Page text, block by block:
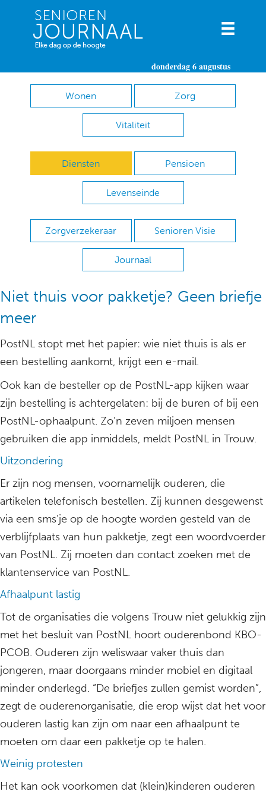
donderdag 6 augustus
Wonen Zorg
Vitaliteit
Diensten Pensioen
Levenseinde
Zorgverzekeraar Senioren Visie
Journaal
Niet thuis voor pakketje? Geen briefje
meer
PostNL stopt met het papier: wie niet thuis is als er
een bestelling aankomt, krijgt een e-mail.
Ook kan de besteller op de PostNL-app kijken waar
zijn bestelling is achtergelaten: bij de buren of bij een
PostNL-ophaalpunt. Zo’n zeven miljoen mensen
gebruiken die app inmiddels, meldt PostNL in Trouw.
Uitzondering
Er zijn nog mensen, voornamelijk ouderen, die
artikelen telefonisch bestellen. Zij kunnen desgewenst
via een sms’je op de hoogte worden gesteld van de
verblijfplaats van hun pakketje, zegt een woordvoerder
van PostNL. Zij moeten dan contact zoeken met de
klantenservice van PostNL.
Afhaalpunt lastig
Tot de organisaties die volgens Trouw niet gelukkig zijn
met het besluit van PostNL hoort ouderenbond KBO-
PCOB. Ouderen zijn weliswaar vaker thuis dan
jongeren, maar doorgaans minder mobiel en digitaal
minder onderlegd. “De briefjes zullen gemist worden”,
zegt de ouderenorganisatie, die erop wijst dat het voor
ouderen lastig kan zijn om naar een afhaalpunt te
moeten om daar een pakketje op te halen.
Weinig protesten
Het kan ook voorkomen dat (klein)kinderen ouderen